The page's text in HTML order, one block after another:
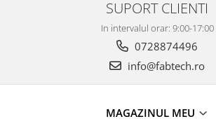
SUPORT CLIENTI
In intervalul orar: 9:00-17:00
0728874496
info@fabtech.ro
MAGAZINUL MEU